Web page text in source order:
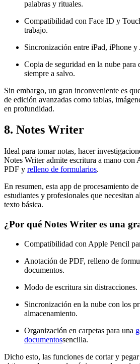
palabras y rituales.
Compatibilidad con Face ID y
trabajo.
Sincronización entre iPad, iPhone
Copia de seguridad en la nube para
siempre a salvo.
Sin embargo, un gran inconveniente es
de edición avanzadas como tablas,
en profundidad.
8. Notes Writer
Ideal para tomar notas, hacer
Notes Writer admite escritura a mano con
PDF y relleno de formularios.
En resumen, esta app de procesamiento
estudiantes y profesionales que necesitan
texto básica.
¿Por qué Notes Writer es una
Compatibilidad con Apple Pencil
Anotación de PDF, relleno de
documentos.
Modo de escritura sin distracciones.
Sincronización en la nube con los
almacenamiento.
Organización en carpetas para una
documentossencilla.
Dicho esto, las funciones de cortar y